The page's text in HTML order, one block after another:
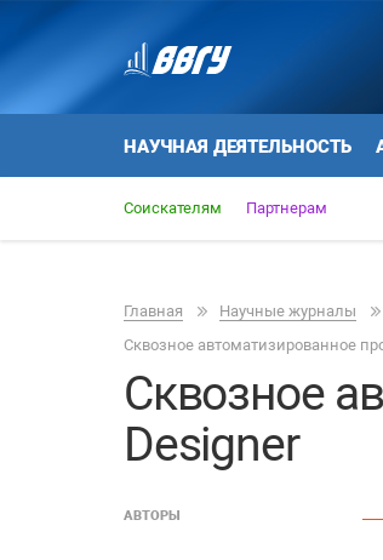
НАУЧНАЯ ДЕЯТЕЛЬНОСТЬ
Соискателям Партнерам
Главная Научные журналы
Сквозное автоматизированное
Сквозное
Designer
АВТОРЫ